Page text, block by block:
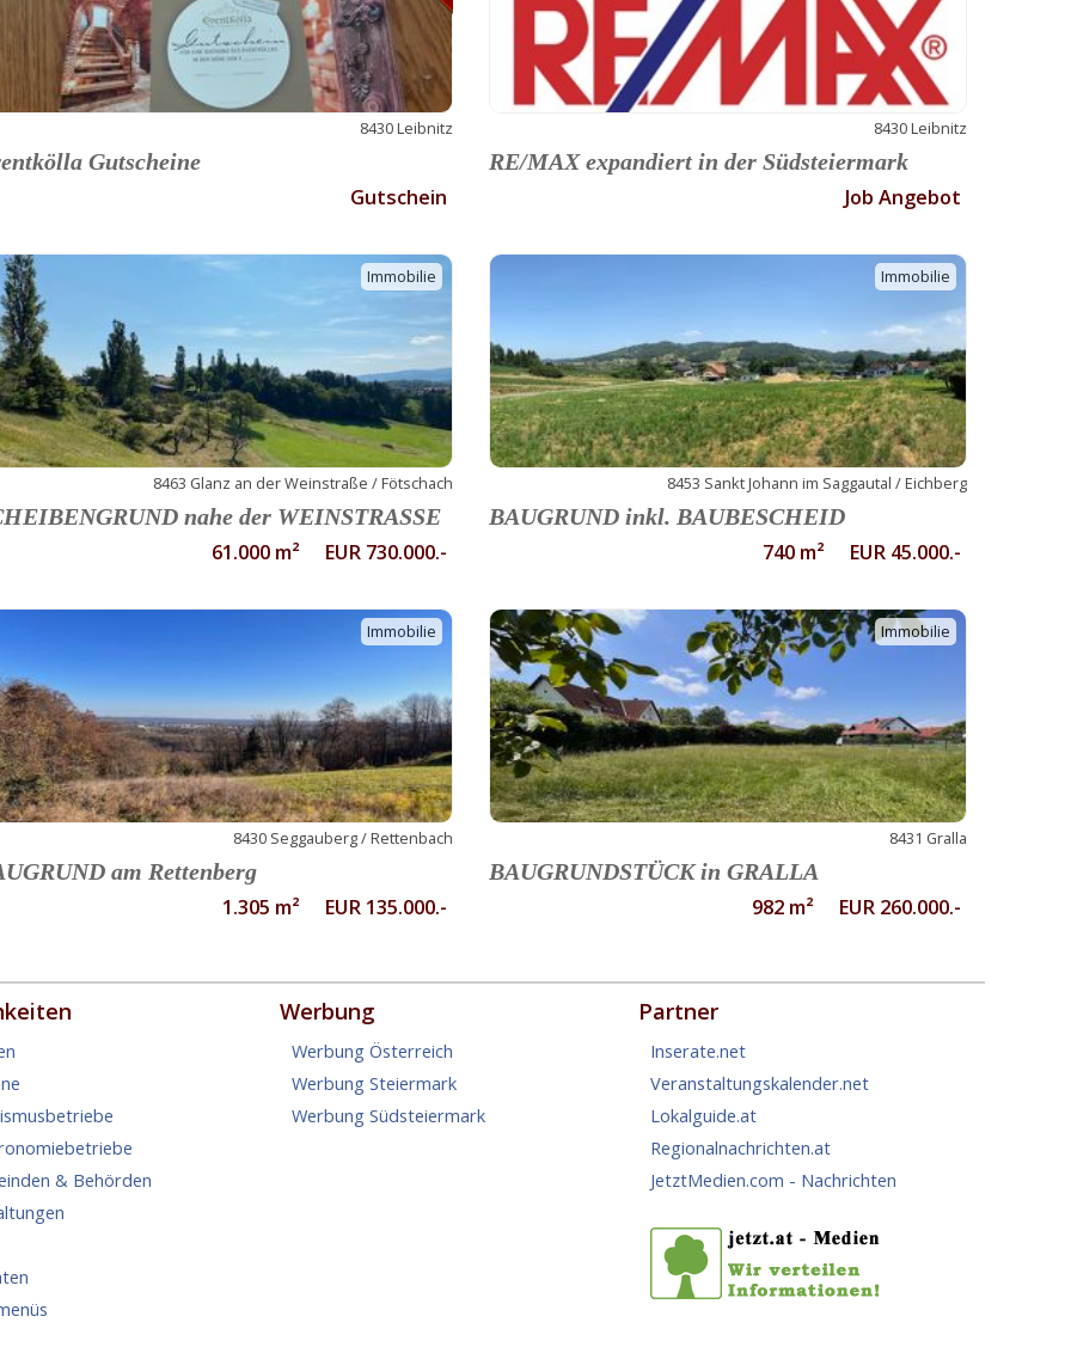
8430 Leibnitz
Gutscheine
Gutschein
8430 Leibnitz
RE/MAX expandiert in der Südsteiermark
Job Angebot
Immobilie
8463 Glanz an der Weinstraße / Fötschach
nahe der WEINSTRASSE
61.000 m² EUR 730.000.-
Immobilie
8453 Sankt Johann im Saggautal / Eichberg
BAUGRUND inkl. BAUBESCHEID
740 m² EUR 45.000.-
Immobilie
8430 Seggauberg / Rettenbach
am Rettenberg
1.305 m² EUR 135.000.-
Immobilie
8431 Gralla
BAUGRUNDSTÜCK in GRALLA
982 m² EUR 260.000.-
& Behörden
Werbung
Werbung Österreich
Werbung Steiermark
Werbung Südsteiermark
Partner
Inserate.net
Veranstaltungskalender.net
Lokalguide.at
Regionalnachrichten.at
JetztMedien.com - Nachrichten